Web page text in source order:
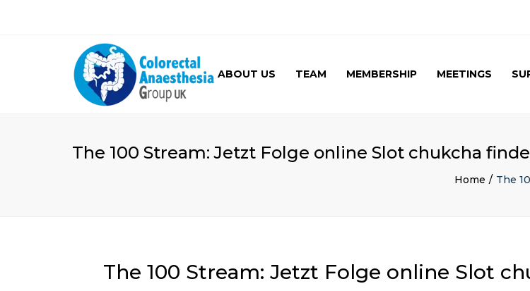
ABOUT US TEAM MEMBERSHIP MEETINGS
AUTUMN MEETING
(FIRST) 2016
CAG
2016)
The 100 Stream: Jetzt Folge online Slot chukcha
Home The
The 100 Stream: Jetzt Folge online Slot